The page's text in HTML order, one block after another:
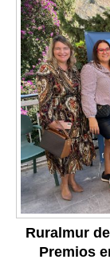
Ruralmur
Premios